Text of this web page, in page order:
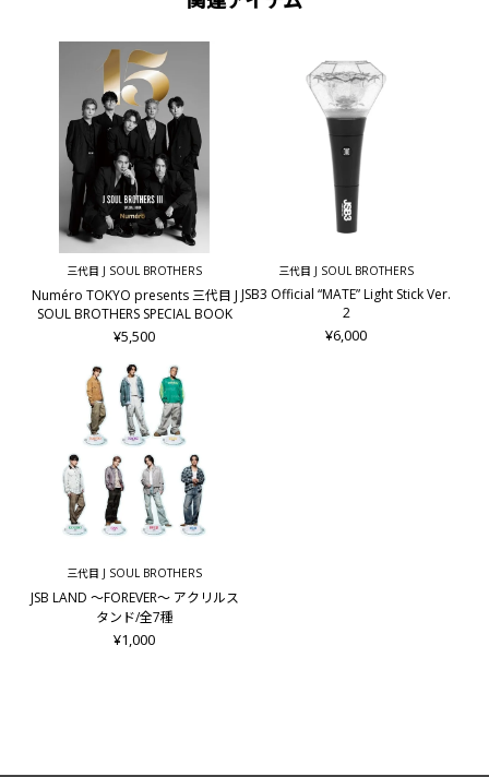
三代目 J SOUL BROTHERS
Numéro TOKYO presents 三代目 J
SOUL BROTHERS SPECIAL BOOK
¥5,500
三代目 J SOUL BROTHERS
JSB3 Official “MATE” Light Stick Ver.
2
¥6,000
三代目 J SOUL BROTHERS
JSB LAND ～FOREVER～ アクリルス
タンド/全7種
¥1,000